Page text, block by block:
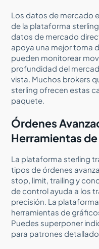
Los datos de mercado
de la plataforma
datos de mercado
apoya una mejor toma
pueden monitorear
profundidad del
vista. Muchos brokers
sterling ofrecen estas
paquete.
Órdenes
Herramientas
La plataforma sterling
tipos de órdenes
stop, limit, trailing y
de control ayuda a los
precisión. La
herramientas de
Puedes superponer
para patrones